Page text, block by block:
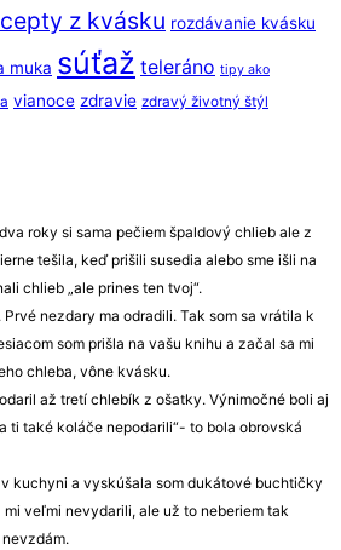
z kvásku rozdávanie kvásku
muka súťaž teleráno tipy ako
vianoce zdravie zdravý životný štýl
roky si sama pečiem špaldový chlieb ale z
tešila, keď prišili susedia alebo sme išli na
chlieb „ale prines ten tvoj“.
nezdary ma odradili. Tak som sa vrátila k
som prišla na vašu knihu a začal sa mi
chleba, vône kvásku.
až tretí chlebík z ošatky. Výnimočné boli aj
ti také koláče nepodarili“- to bola obrovská
kuchyni a vyskúšala som dukátové buchtičky
veľmi nevydarili, ale už to neberiem tak